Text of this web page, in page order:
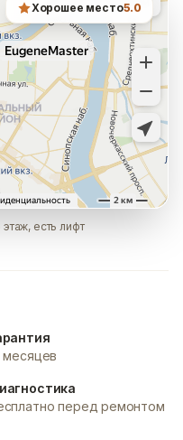
Хорошее место5.0
есть лифт
месяцев
перед ремонтом